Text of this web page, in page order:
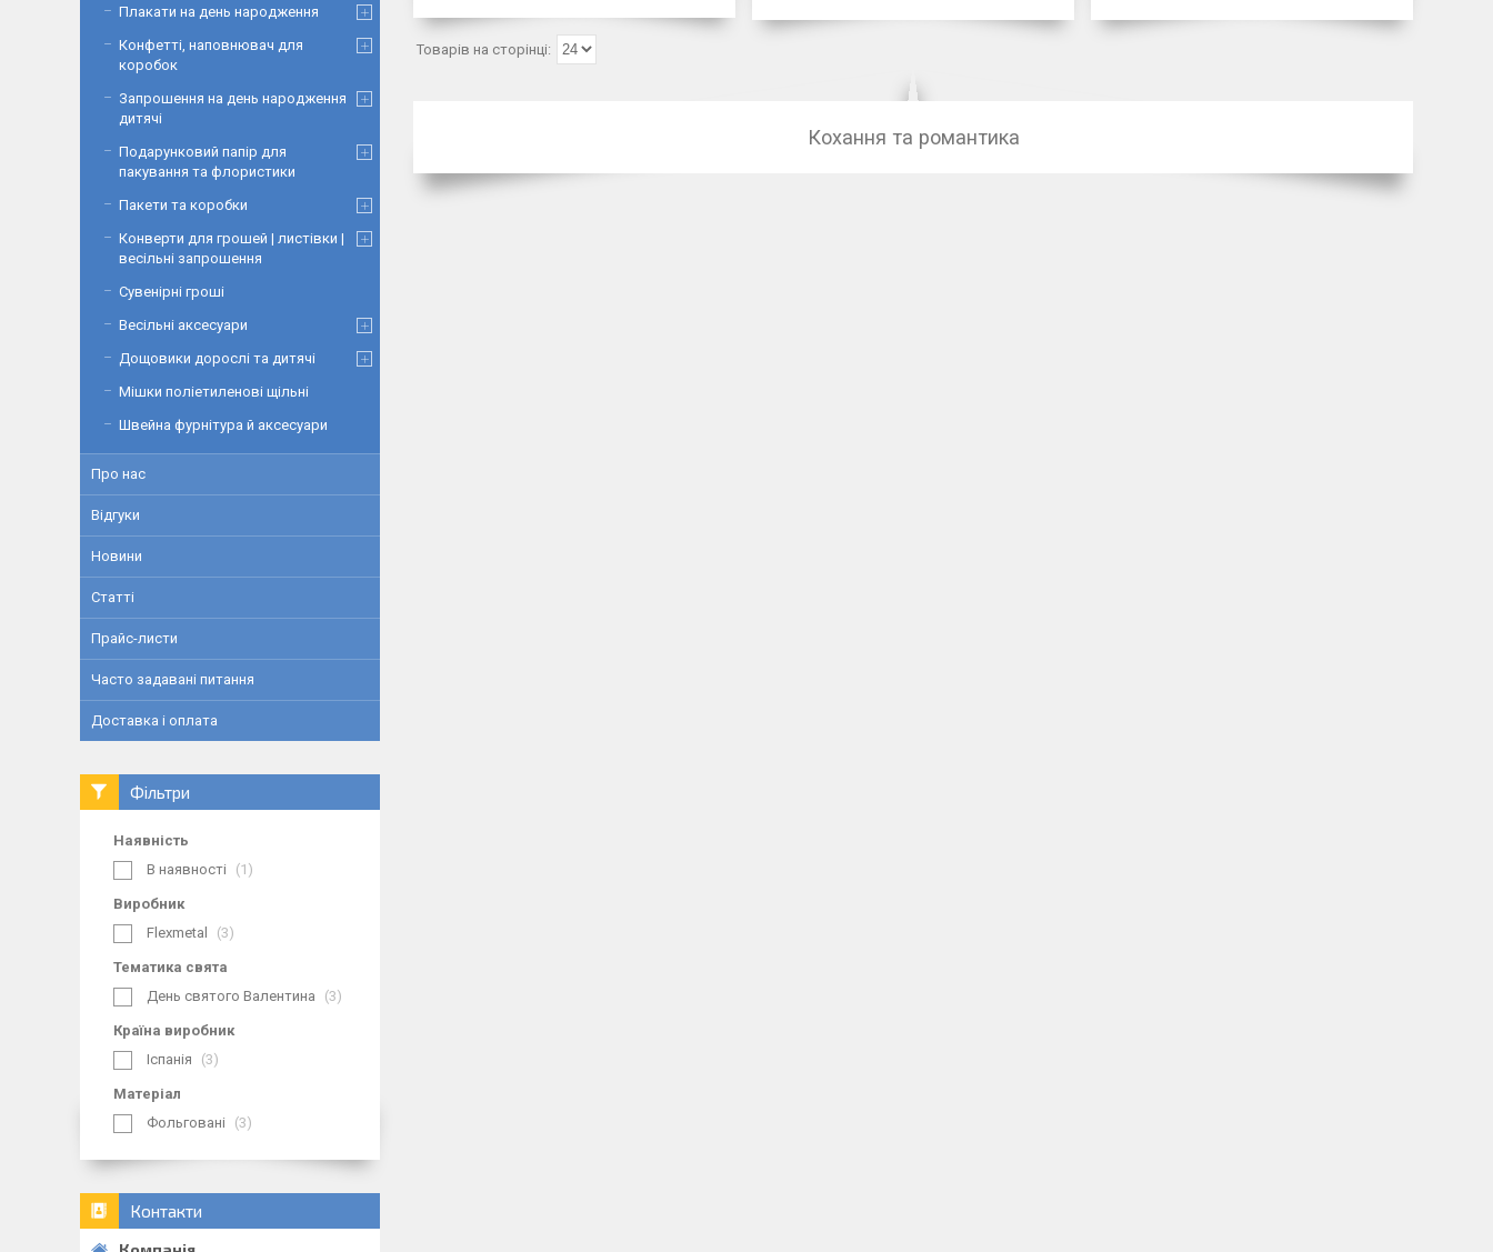
Кохання та романтика
Плакати на день народження
Конфетті, наповнювач для
коробок
Запрошення на день народження
дитячі
Подарунковий папір для
пакування та флористики
Пакети та коробки
Конверти для грошей | листівки |
весільні запрошення
Сувенірні гроші
Весільні аксесуари
Дощовики дорослі та дитячі
Мішки поліетиленові щільні
Швейна фурнітура й аксесуари
Про нас
Відгуки
Новини
Статті
Прайс-листи
Часто задавані питання
Доставка і оплата
Фільтри
Наявність
В наявності
1
Виробник
Flexmetal
3
Тематика свята
День святого Валентина
3
Країна виробник
Іспанія
3
Матеріал
Фольговані
3
Контакти